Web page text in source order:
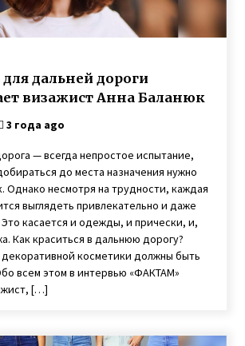
ФАКТОВ Таня Воронина, которую
кислотой ухажер, рассказала о
у супругов с Прикарпатья — врачи
прижившихся после ЭКО
ферма под Киевом — владелец
Владимир Васильев рассказал о
производстве уникального ослиного молока
3 года ago
После гибели мужа в АТО мать двух сыновей
Оцабера из Винницкой области пошла
войну
7 лет ago
в полицейские, исполнилось 11 лет
дальней дороги
визажист Анна Баланюк
3 года ago
— всегда непростое испытание,
до места назначения нужно
Однако несмотря на трудности, каждая
выглядеть привлекательно и даже
касается и одежды, и прически, и,
Как краситься в дальнюю дорогу?
косметики должны быть
всем этом в интервью «ФАКТАМ»
[…]